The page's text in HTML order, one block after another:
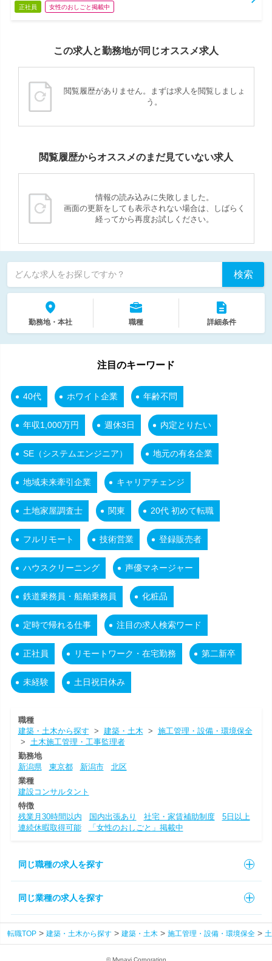
正社員 女性のおしごと掲載中
この求人と勤務地が同じオススメ求人
閲覧履歴がありません。まずは求人を閲覧しましょ
う。
閲覧履歴からオススメのまだ見ていない求人
情報の読み込みに失敗しました。
画面の更新をしても表示されない場合は、しばらく
経ってから再度お試しください。
どんな求人をお探しですか？ 検索
勤務地・本社 職種 詳細条件
注目のキーワード
40代 ホワイト企業 年齢不問
年収1,000万円 週休3日 内定とりたい
SE（システムエンジニア） 地元の有名企業
地域未来牽引企業 キャリアチェンジ
土地家屋調査士 関東 20代 初めて転職
フルリモート 技術営業 登録販売者
ハウスクリーニング 声優マネージャー
鉄道乗務員・船舶乗務員 化粧品
定時で帰れる仕事 注目の求人検索ワード
正社員 リモートワーク・在宅勤務 第二新卒
未経験 土日祝日休み
職種
建築・土木から探す > 建築・土木 > 施工管理・設備・環境保全
> 土木施工管理・工事監理者
勤務地
新潟県
東京都 新潟市
北区
業種
建設コンサルタント
特徴
残業月30時間以内
国内出張あり 社宅・家賃補助制度
5日以上
連続休暇取得可能
「女性のおしごと」掲載中
同じ職種の求人を探す
同じ業種の求人を探す
転職TOP 建築・土木から探す 建築・土木 施工管理・設備・環境保全
© Mynavi Corporation